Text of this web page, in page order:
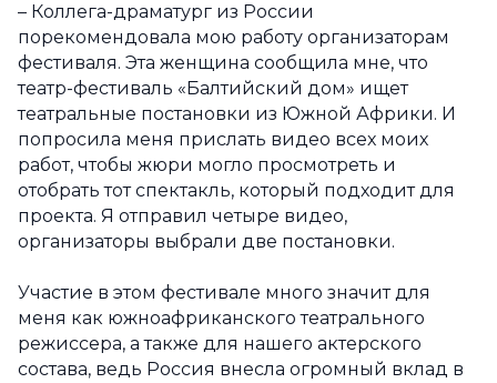
– Коллега-драматург из России
порекомендовала мою работу организаторам
фестиваля. Эта женщина сообщила мне, что
театр-фестиваль «Балтийский дом» ищет
театральные постановки из Южной Африки. И
попросила меня прислать видео всех моих
работ, чтобы жюри могло просмотреть и
отобрать тот спектакль, который подходит для
проекта. Я отправил четыре видео,
организаторы выбрали две постановки.
Участие в этом фестивале много значит для
меня как южноафриканского театрального
режиссера, а также для нашего актерского
состава, ведь Россия внесла огромный вклад в